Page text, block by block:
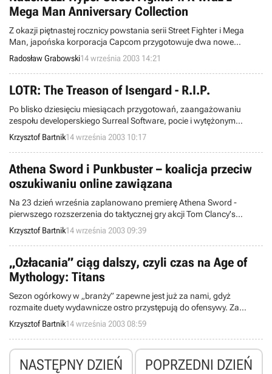
Mega Man Anniversary Collection
Z okazji piętnastej rocznicy powstania serii Street Fighter i Mega
Man, japońska korporacja Capcom przygotowuje dwa nowe
produkty, dedykowane wszystkim entuzjastom tych tytułów.
Radosław Grabowski14 września 2003 14:21
LOTR: The Treason of Isengard - R.I.P.
Po blisko dziesięciu miesiącach przygotowań, zaangażowaniu
zespołu developerskiego Surreal Software, pocie i wytężonym
wysiłku, korporacja wydawnicza Vivendi Universal Games została
zmuszona do podjęcia bardzo smutnej decyzji. Otóż z jej planów
wydawniczych na zawsze usunięto pełną wersję The Lord of the
Rings: The Treason of Isengard, która w zamierzeniach miała trafić
do posiadaczy konsol: Sony PlayStation 2 oraz Microsoft Xbox.
Krzysztof Bartnik14 września 2003 10:17
Athena Sword i Punkbuster – koalicja przeciw
oszukiwaniu online zawiązana
Na 23 dzień września zaplanowano premierę Athena Sword -
pierwszego rozszerzenia do taktycznej gry akcji Tom Clancy's
Rainbow Six 3: Raven Shield, które wprowadzi do rozgrywki sporo
nowości (m.in. nową kampanię single player). Tymczasem jego
wydawca, tj. korporacja Ubi Soft, podał, iż w pełnej wersji
omawianego pozycji pojawi się specjalne oprogramowanie, jakiego
zadaniem będzie wykrycie wszelakich prób oszukiwania podczas
rozgrywki multiplayer.
Krzysztof Bartnik14 września 2003 09:39
„Ozłacania” ciąg dalszy, czyli czas na Age of
Mythology: Titans
Sezon ogórkowy w „branży” zapewne jest już za nami, gdyż
rozmaite duety wydawnicze ostro przystępują do ofensywy. Za
przykład niech posłuży tutaj dzień wczorajszy, kiedy to ogłosiliśmy
ukończenie prac nad C&C: Generals - Zero Hour czy PeCetowej
wersji Halo. Dzisiaj nadszedł czas na kolejną produkcję - Age of
Mythology: Titans, które zyskała właśnie status „gold” i trafiła do
tłoczni.
Krzysztof Bartnik14 września 2003 08:59
NASTĘPNY DZIEŃ POPRZEDNI DZIEŃ